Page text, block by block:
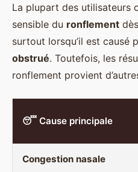
La plupart des utilisateurs
sensible du ronflement
surtout lorsqu’il est causé
obstrué. Toutefois, les
ronflement provient
😴 Cause principale
Congestion nasale